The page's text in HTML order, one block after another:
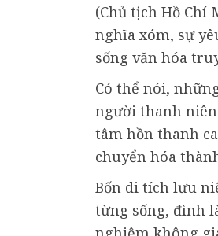
(Chủ tịch Hồ Chí
nghĩa xóm, sự
sống văn hóa
Có thể nói,
người thanh
tâm hồn thanh
chuyển hóa
Bốn di tích lưu
từng sống, đình